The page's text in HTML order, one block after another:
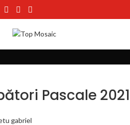
Pascale 2021
gabriel